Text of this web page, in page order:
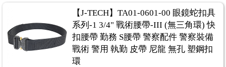
【J-TECH】TA01-0601-00 眼鏡蛇扣具
系列-1 3/4" 戰術腰帶-III (無三角環) 快
扣腰帶 勤務 S腰帶 警察配件 警察裝備
戰術 警用 執勤 皮帶 尼龍 無孔 塑鋼扣
環